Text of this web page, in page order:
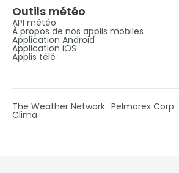
Outils météo
API météo
À propos de nos applis mobiles
Application Android
Application iOS
Applis télé
The Weather Network Pelmorex Corp
Clima